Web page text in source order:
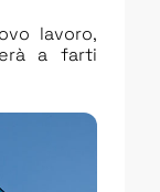
lavoro,
a farti